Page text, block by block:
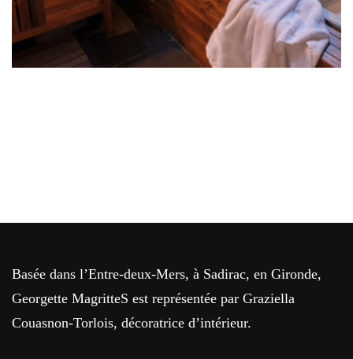
Basée dans l’Entre-deux-Mers, à Sadirac, en Gironde,
Georgette MagritteS est représentée par Graziella
Couasnon-Torlois, décoratrice d’intérieur.